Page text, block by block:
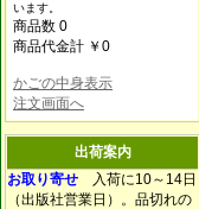
います。
商品数 0
商品代金計 ￥0
かごの中身表示
注文画面へ
出荷案内
お取り寄せ 入荷に10～14日
（出版社営業日）。品切れの